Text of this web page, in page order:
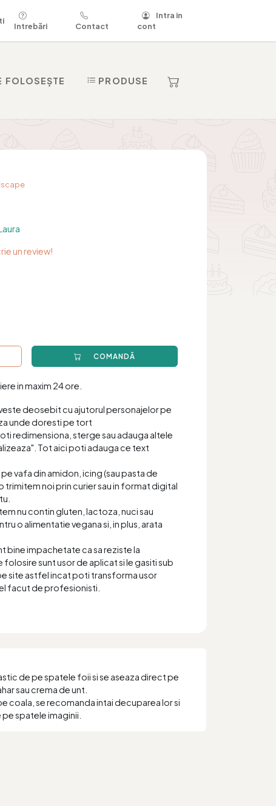
Intrebări Contact
Intra in
cont
FOLOSEȘTE PRODUSE
un review!
COMANDĂ
in maxim 24 ore.
deosebit cu ajutorul personajelor pe
unde doresti pe tort
redimensiona, sterge sau adauga altele
Tot aici poti adauga ce text
vafa din amidon, icing (sau pasta de
trimitem noi prin curier sau in format digital
nu contin gluten, lactoza, nuci sau
o alimentatie vegana si, in plus, arata
bine impachetate ca sa reziste la
sunt usor de aplicat si le gasiti sub
site astfel incat poti transforma usor
facut de profesionisti.
de pe spatele foii si se aseaza direct pe
sau crema de unt.
coala, se recomanda intai decuparea lor si
spatele imaginii.